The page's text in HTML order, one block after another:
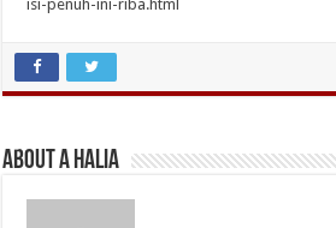
isi-penuh-ini-riba.html
About A Halia